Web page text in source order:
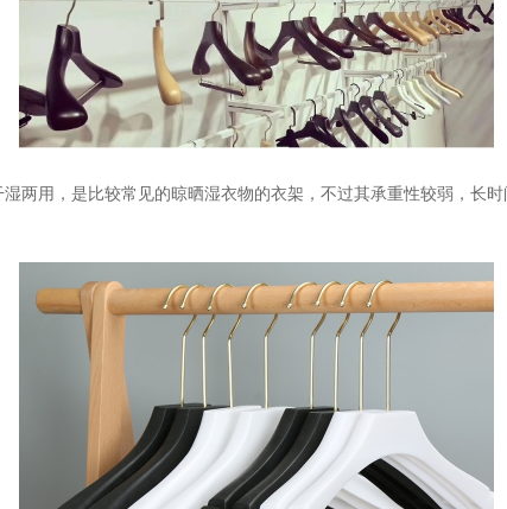
两用，是比较常见的晾晒湿衣物的衣架，不过其承重性较弱，长